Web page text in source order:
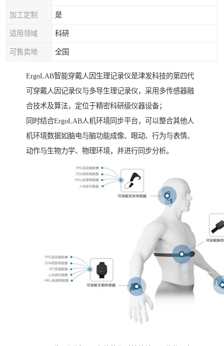
加工定制 是
适用领域 科研
可售卖地 全国
ErgoLAB智能穿戴人因生理记录仪是津发科技的第四代
可穿戴人因记录仪与多导生理记录仪，采用多传感器融
合技术及算法，定位于精密科研级仪器设备；
同时结合ErgoLAB人机环境同步平台，可以整合其他人
机环境数据如脑电与脑功能成像、眼动、行为与表情、
动作与生物力学、物理环境，并进行同步分析。